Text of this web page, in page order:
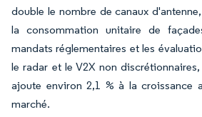
double le nombre de canaux
la consommation unitaire de
mandats réglementaires et les
le radar et le V2X non
ajoute environ 2,1 % à la croissance
marché.